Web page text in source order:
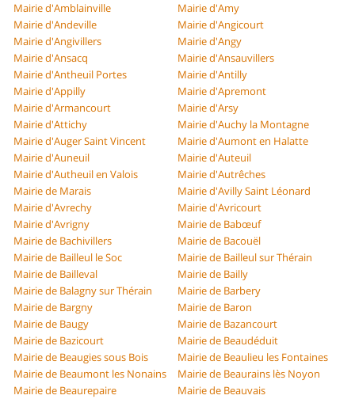
Mairie d'Amblainville
Mairie d'Amy
Mairie d'Andeville
Mairie d'Angicourt
Mairie d'Angivillers
Mairie d'Angy
Mairie d'Ansacq
Mairie d'Ansauvillers
Mairie d'Antheuil Portes
Mairie d'Antilly
Mairie d'Appilly
Mairie d'Apremont
Mairie d'Armancourt
Mairie d'Arsy
Mairie d'Attichy
Mairie d'Auchy la Montagne
Mairie d'Auger Saint Vincent
Mairie d'Aumont en Halatte
Mairie d'Auneuil
Mairie d'Auteuil
Mairie d'Autheuil en Valois
Mairie d'Autrêches
Mairie de Marais
Mairie d'Avilly Saint Léonard
Mairie d'Avrechy
Mairie d'Avricourt
Mairie d'Avrigny
Mairie de Babœuf
Mairie de Bachivillers
Mairie de Bacouël
Mairie de Bailleul le Soc
Mairie de Bailleul sur Thérain
Mairie de Bailleval
Mairie de Bailly
Mairie de Balagny sur Thérain
Mairie de Barbery
Mairie de Bargny
Mairie de Baron
Mairie de Baugy
Mairie de Bazancourt
Mairie de Bazicourt
Mairie de Beaudéduit
Mairie de Beaugies sous Bois
Mairie de Beaulieu les Fontaines
Mairie de Beaumont les Nonains
Mairie de Beaurains lès Noyon
Mairie de Beaurepaire
Mairie de Beauvais